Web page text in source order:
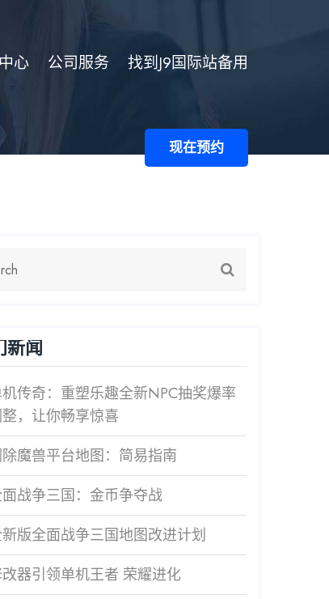
心 公司服务 找到J9国际站备用
现在预约
新闻
传奇：重塑乐趣全新NPC抽奖爆率
，让你畅享惊喜
魔兽平台地图：简易指南
战争三国：金币争夺战
版全面战争三国地图改进计划
器引领单机王者 荣耀进化